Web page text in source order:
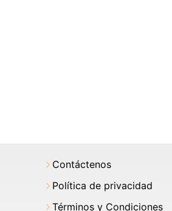
Contáctenos
Política de privacidad
Términos y Condiciones